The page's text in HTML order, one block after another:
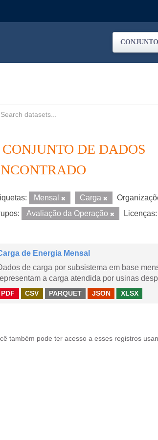
CONJUNTO DE DADOS
Mensal Carga
Avaliação da Operação Licenças:
de Energia Mensal
de carga por subsistema em base
a carga atendida por usinas
PDF CSV PARQUET JSON XLSX
também pode ter acesso a esses registros